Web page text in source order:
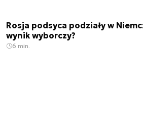
Rosja podsyca podziały w
wynik wyborczy?
6 min.